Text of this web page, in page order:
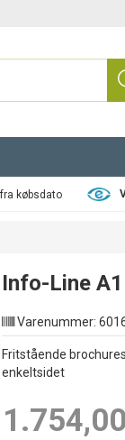
købsdato
Info-Line
Varenummer:
Fritstående
enkeltsidet